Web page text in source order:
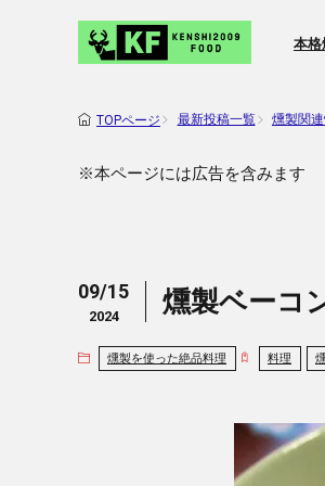
本格
TOPページ 最新投稿一覧 燻製関
※本ページには広告を含みます
09/15
2024 燻製ベーコ
燻製を使った絶品料理 料理